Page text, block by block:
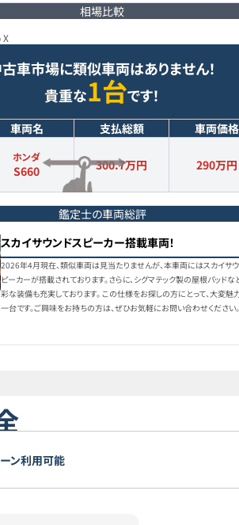
相場比較
X
車市場に類似車両はありません！
貴重な1台です！
車両名 支払総額 車両価格
ホンダ
S660 300.7万円 290万円
鑑定士の車両総評
スカイサウンドスピーカー搭載車両！
2026年4月現在、類似車両は見当たりませんが、本車両にはスカイサウ
ピーカーが搭載されております。さらに、シグマテック製の屋根パッドな
彩な装備も充実しております。 この仕様をお探しの方にとって、大変魅
一台です。ご興味をお持ちの方は、ぜひお気軽にお問い合わせください。
ン利用可能